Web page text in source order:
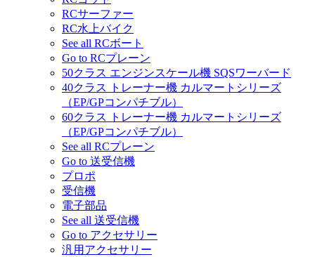
RCサーファー
RC水上バイク
See all RCボート
Go to RCプレーン
50クラス エンジンスケール機 SQSワーバード
40クラス トレーナー機 カルマートシリーズ
（EP/GPコンパチブル）
60クラス トレーナー機 カルマートシリーズ
（EP/GPコンパチブル）
See all RCプレーン
Go to 送受信機
プロポ
受信機
電子部品
See all 送受信機
Go to アクセサリー
汎用アクセサリー